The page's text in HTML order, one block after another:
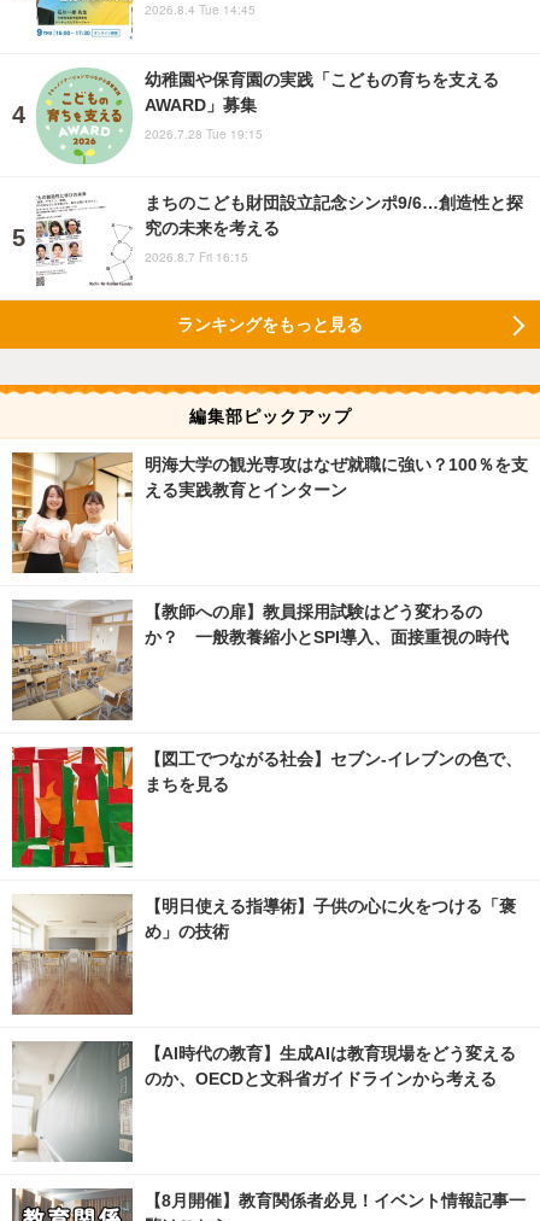
2026.8.4 Tue 14:45
幼稚園や保育園の実践「こどもの育ちを支える
AWARD」募集
2026.7.28 Tue 19:15
まちのこども財団設立記念シンポ9/6…創造性と探
究の未来を考える
2026.8.7 Fri 16:15
ランキングをもっと見る
編集部ピックアップ
明海大学の観光専攻はなぜ就職に強い？100％を支
える実践教育とインターン
【教師への扉】教員採用試験はどう変わるの
か？ 一般教養縮小とSPI導入、面接重視の時代
【図工でつながる社会】セブン‐イレブンの色で、
まちを見る
【明日使える指導術】子供の心に火をつける「褒
め」の技術
【AI時代の教育】生成AIは教育現場をどう変える
のか、OECDと文科省ガイドラインから考える
【8月開催】教育関係者必見！イベント情報記事一